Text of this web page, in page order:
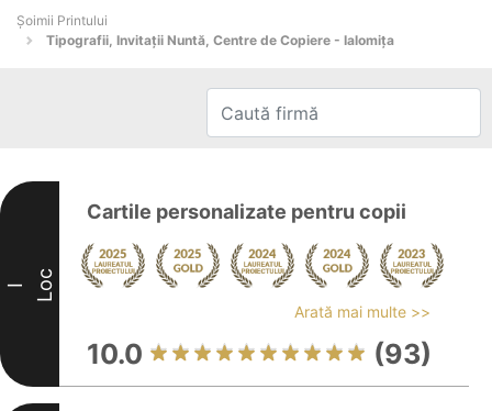
Şoimii Printului
Tipografii, Invitații Nuntă, Centre de Copiere - Ialomiţa
I Loc
Cartile personalizate pentru copii
Arată mai multe >>
10.0 (93)